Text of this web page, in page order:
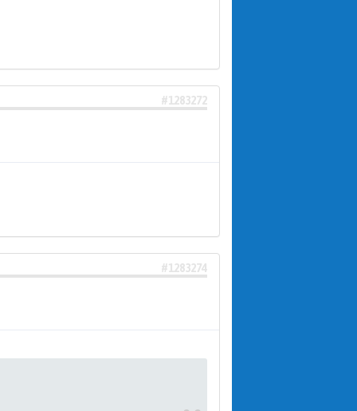
#1283272
#1283274